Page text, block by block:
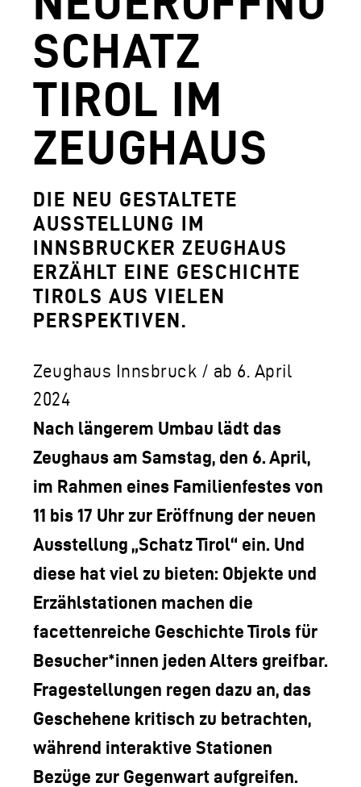
DOWNLOADS
FERDINANDEUM
HOFKIRCHE
DAS TIROL PANORAMA MIT
ZEUGHAUS
AGUNTUM MUSEUM -
SAMMLUNGS- UND
GESCHÄFTSFÜHRUNG
LOGO DER TLM
KONTAKT
SCHATZ
TIROL IM
ZEUGHAUS
DIE NEU GESTALTETE
AUSSTELLUNG IM
INNSBRUCKER ZEUGHAUS
ERZÄHLT EINE GESCHICHTE
TIROLS AUS VIELEN
PERSPEKTIVEN.
Zeughaus Innsbruck / ab 6. April
2024
Nach längerem Umbau lädt das
Zeughaus am Samstag, den 6. April,
im Rahmen eines Familienfestes von
11 bis 17 Uhr zur Eröffnung der neuen
Ausstellung „Schatz Tirol“ ein. Und
diese hat viel zu bieten: Objekte und
Erzählstationen machen die
facettenreiche Geschichte Tirols für
Besucher*innen jeden Alters greifbar.
Fragestellungen regen dazu an, das
Geschehene kritisch zu betrachten,
während interaktive Stationen
Bezüge zur Gegenwart aufgreifen.